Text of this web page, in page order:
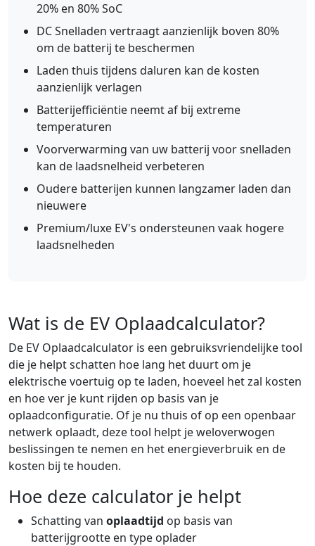
20% en 80% SoC
DC Snelladen vertraagt aanzienlijk boven 80%
om de batterij te beschermen
Laden thuis tijdens daluren kan de kosten
aanzienlijk verlagen
Batterijefficiëntie neemt af bij extreme
temperaturen
Voorverwarming van uw batterij voor snelladen
kan de laadsnelheid verbeteren
Oudere batterijen kunnen langzamer laden dan
nieuwere
Premium/luxe EV's ondersteunen vaak hogere
laadsnelheden
Wat is de EV Oplaadcalculator?
De EV Oplaadcalculator is een gebruiksvriendelijke tool
die je helpt schatten hoe lang het duurt om je
elektrische voertuig op te laden, hoeveel het zal kosten
en hoe ver je kunt rijden op basis van je
oplaadconfiguratie. Of je nu thuis of op een openbaar
netwerk oplaadt, deze tool helpt je weloverwogen
beslissingen te nemen en het energieverbruik en de
kosten bij te houden.
Hoe deze calculator je helpt
Schatting van oplaadtijd op basis van
batterijgrootte en type oplader